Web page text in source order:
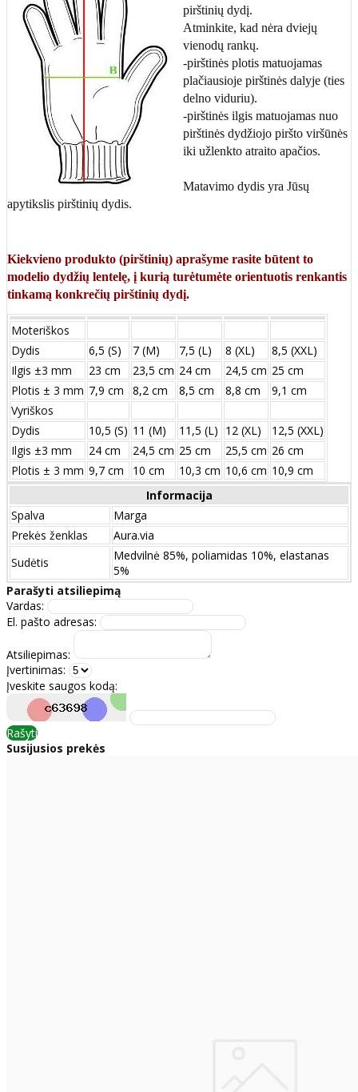
pirštinių dydį.
Atminkite, kad nėra dviejų
vienodų rankų.
-pirštinės plotis matuojamas
plačiausioje pirštinės dalyje (ties
delno viduriu).
-pirštinės ilgis matuojamas nuo
pirštinės dydžiojo piršto viršūnės
iki užlenkto atraito apačios.
Matavimo dydis yra Jūsų
apytikslis pirštinių dydis.
Kiekvieno produkto (pirštinių) aprašyme rasite būtent to
modelio dydžių lentelę, į kurią turėtumėte orientuotis renkantis
tinkamą konkrečių pirštinių dydį.
Moteriškos
Dydis
6,5 (S) 7 (M) 7,5 (L) 8 (XL)
8,5 (XXL)
Ilgis ±3 mm
23 cm 23,5 cm 24 cm 24,5 cm 25 cm
Plotis ± 3 mm 7,9 cm 8,2 cm 8,5 cm 8,8 cm
9,1 cm
Vyriškos
Dydis
10,5 (S) 11 (M) 11,5 (L) 12 (XL)
12,5 (XXL)
Ilgis ±3 mm
24 сm 24,5 сm 25 сm 25,5 сm 26 сm
Plotis ± 3 mm 9,7 сm 10 сm 10,3 сm 10,6 сm 10,9 сm
Informacija
Spalva
Marga
Prekės ženklas
Aura.via
Sudėtis
Medvilnė 85%, poliamidas 10%, elastanas
5%
Parašyti atsiliepimą
Vardas:
El. pašto adresas:
Atsiliepimas:
Įvertinimas:
Įveskite saugos kodą:
Rašyti
Susijusios prekės